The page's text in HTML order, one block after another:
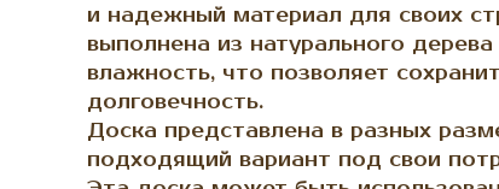
и надежный материал для своих
выполнена из натурального
влажность, что позволяет
долговечность.
Доска представлена в разных
подходящий вариант под свои